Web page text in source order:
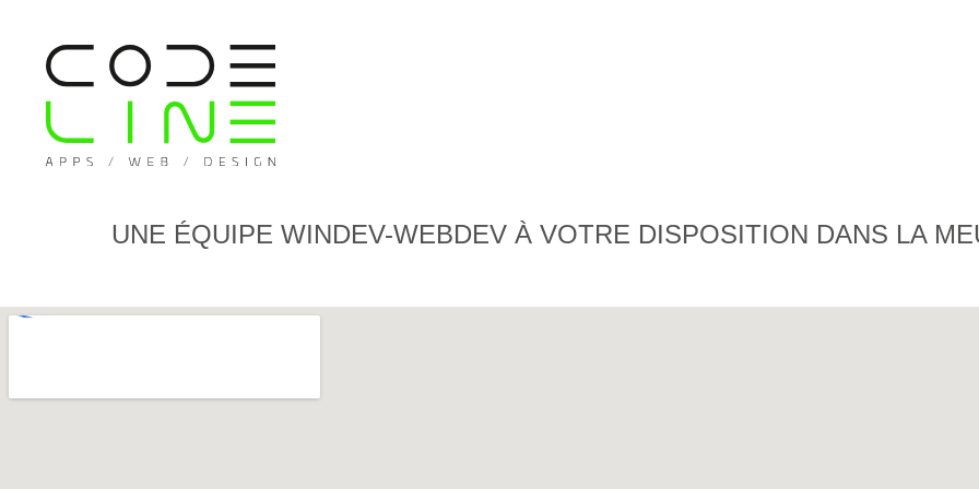
UNE ÉQUIPE WINDEV-WEBDEV À VOTRE DISPOSITION DANS LA